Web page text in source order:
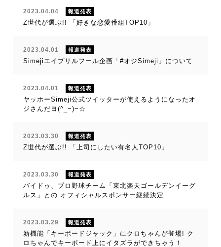
2023.04.04 報道発表
Z世代が選ぶ!! 「好きな恋愛番組TOP10」
2023.04.01 報道発表
Simejiエイプリルフール企画「#オジSimeji」について
2023.04.01 報道発表
ヤッホーSimeji公式ツイッターが使えるようになったオ
ジさんだヨ(^_−)−☆
2023.03.30 報道発表
Z世代が選ぶ!! 「上司にしたい有名人TOP10」
2023.03.30 報道発表
バイドゥ、プロ野球チーム「東北楽天ゴールデンイーグ
ルス」との オフィシャルスポンサー継続決定
2023.03.29 報道発表
新機能「キーボードジャック」にクロちゃんが登場! ク
ロちゃんでキーボード上にイタズラができちゃう！